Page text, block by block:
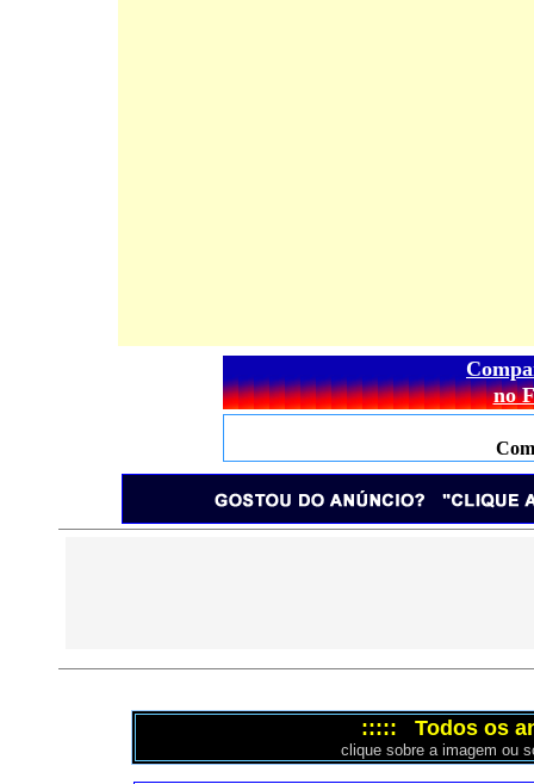
no
::::: Todos os
clique sobre a imagem ou